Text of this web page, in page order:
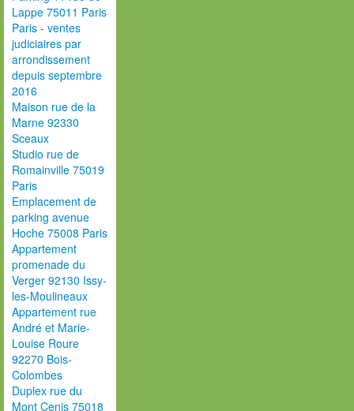
Lappe 75011 Paris
Paris - ventes
judiciaires par
arrondissement
depuis septembre
2016
Maison rue de la
Marne 92330
Sceaux
Studio rue de
Romainville 75019
Paris
Emplacement de
parking avenue
Hoche 75008 Paris
Appartement
promenade du
Verger 92130 Issy-
les-Moulineaux
Appartement rue
André et Marie-
Louise Roure
92270 Bois-
Colombes
Duplex rue du
Mont Cenis 75018